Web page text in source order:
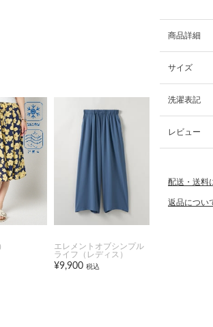
エレメントオブシンプル
ライフ（レディス）
¥9,900 税込
商品詳細
サイズ
洗濯表記
レビュー
配送・送料
返品につい